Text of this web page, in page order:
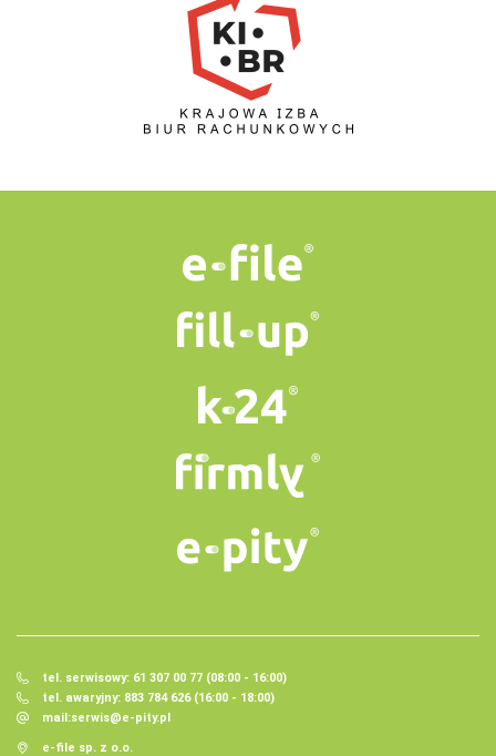
tel. serwisowy: 61 307 00 77 (08:00 - 16:00)
tel. awaryjny: 883 784 626 (16:00 - 18:00)
mail:serwis@e-pity.pl
e-file sp. z o.o.